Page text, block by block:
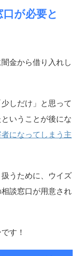
が必要と
金から借り入れし
しだけ」と思って
いうことが後にな
になってしまう主
うために、ウイズ
談窓口が用意され
す！